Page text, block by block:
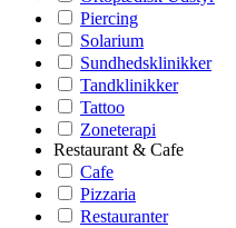
Piercing
Solarium
Sundhedsklinikker
Tandklinikker
Tattoo
Zoneterapi
Restaurant & Cafe
Cafe
Pizzaria
Restauranter